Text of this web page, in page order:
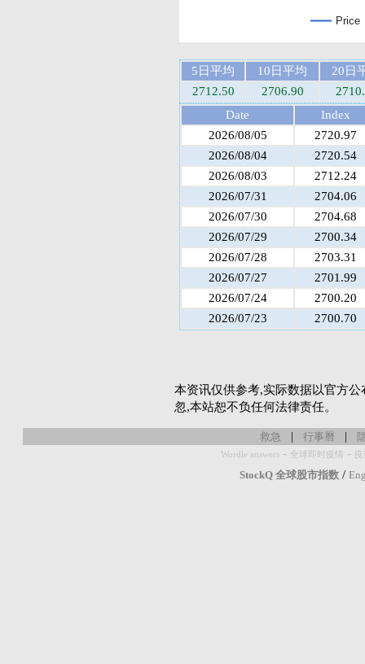
Price
5日平均 10日平均
20日
2712.50
2706.90
Date
Index
2026/08/05
2720.97
2026/08/04
2720.54
2026/08/03
2712.24
2026/07/31
2704.06
2026/07/30
2704.68
2026/07/29
2700.34
2026/07/28
2703.31
2026/07/27
2701.99
2026/07/24
2700.20
2026/07/23
2700.70
本资讯仅供参考,实际数据以官方
忽,本站恕不负任何法律责任。
救急 | 行事曆 |
Wordle answers - 全球即时疫情 -
StockQ 全球股市指数 /